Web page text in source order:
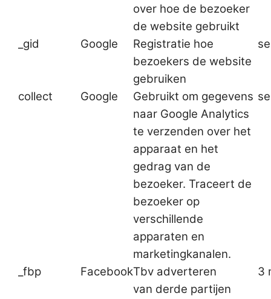
over hoe de bezoeker
de website gebruikt
_gid Google
Registratie hoe
bezoekers de website
gebruiken
collect Google
Gebruikt om gegevens
naar Google Analytics
te verzenden over het
apparaat en het
gedrag van de
bezoeker. Traceert de
bezoeker op
verschillende
apparaten en
marketingkanalen.
_fbp FacebookTbv adverteren
van derde partijen
3